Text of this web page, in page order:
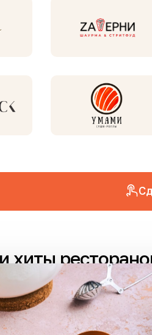
хиты
Новинка